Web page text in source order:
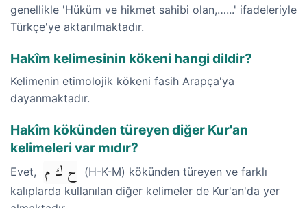
genellikle 'Hüküm ve hikmet sahibi olan,…...' ifadeleriyle
Türkçe'ye aktarılmaktadır.
Hakîm kelimesinin kökeni hangi dildir?
Kelimenin etimolojik kökeni fasih Arapça'ya
dayanmaktadır.
Hakîm kökünden türeyen diğer Kur'an
kelimeleri var mıdır?
Evet, ح ك م
(H-K-M) kökünden türeyen ve farklı
kalıplarda kullanılan diğer kelimeler de Kur'an'da yer